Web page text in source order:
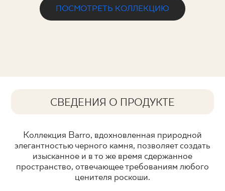
ПОСМОТРЕТЬ КОЛЛЕКЦИЮ
СВЕДЕНИЯ О ПРОДУКТЕ
Коллекция Barro, вдохновленная природной
элегантностью черного камня, позволяет создать
изысканное и в то же время сдержанное
пространство, отвечающее требованиям любого
ценителя роскоши.